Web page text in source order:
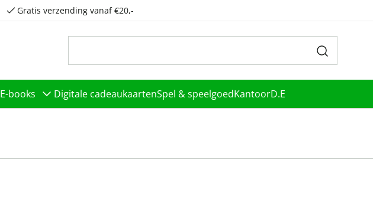
Gratis verzending vanaf €20,-
E-books Digitale cadeaukaartenSpel & speelgoedKantoorD.E